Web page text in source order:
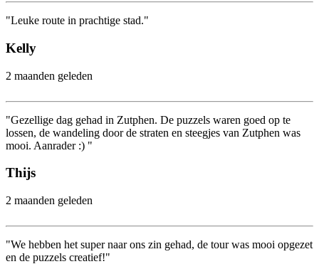
"Leuke route in prachtige stad."
Kelly
2 maanden geleden
"Gezellige dag gehad in Zutphen. De puzzels waren goed op te
lossen, de wandeling door de straten en steegjes van Zutphen was
mooi. Aanrader :) "
Thijs
2 maanden geleden
"We hebben het super naar ons zin gehad, de tour was mooi opgezet
en de puzzels creatief!"